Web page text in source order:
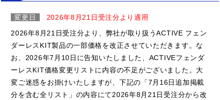
変更日
2026年8月21日受注分より適用
2026年8月21日受注分より、弊社が取り扱うACTIVE フェン
ダーレスKIT製品の一部価格を改正させていただきます。な
お、2026年7月10日に告知いたしました、ACTIVEフェンダ
ーレスKIT価格変更リストに内容の不足がございました。大
変ご迷惑をお掛けいたしますが、下記の「7月16日追加掲載
分を含む全リスト」の内容にて2026年8月21日受注分から改